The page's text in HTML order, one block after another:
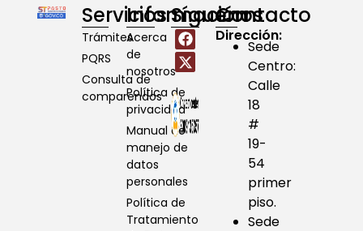
Servicios
Trámites
PQRS
Consulta de
comparendos
Información
Acerca
de
nosotros
Política de
privacidad
Manual de
manejo de
datos
personales
Política de
Tratamiento
SíguenosContacto
Dirección:
Sede
Centro:
Calle
18
#
19-
54
primer
piso.
Sede